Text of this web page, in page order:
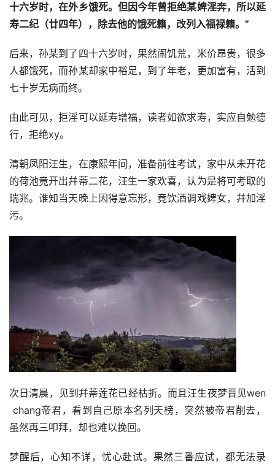
十六岁时，在外乡饿死。但因今年曾拒绝某婢淫奔，所以延
寿二纪（廿四年），除去他的饿死籍，改列入福禄籍。”
后来，孙某到了四十六岁时，果然闹饥荒，米价昂贵，很多
人都饿死，而孙某却家中裕足，到了年老，更加富有，活到
七十岁无病而终。
由此可见，拒淫可以延寿增福，读者如欲求寿，实应自勉德
行，拒绝xy。
清朝凤阳汪生，在康熙年间，准备前往考试，家中从未开花
的荷池竟开出幷蒂二花，汪生一家欢喜，认为是将可考取的
瑞兆。谁知当天晚上因得意忘形，竟饮酒调戏婢女，幷加淫
污。
次日清晨，见到幷蒂莲花已经枯折。而且汪生夜梦晋见wen
chang帝君，看到自己原本名列天榜，突然被帝君削去，
虽然再三叩拜，却也难以挽回。
梦醒后，心知不详，忧心赴试。果然三番应试，都无法录